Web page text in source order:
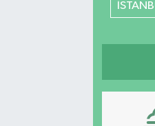
Son Dakika Haberleri
Haber Arşivi